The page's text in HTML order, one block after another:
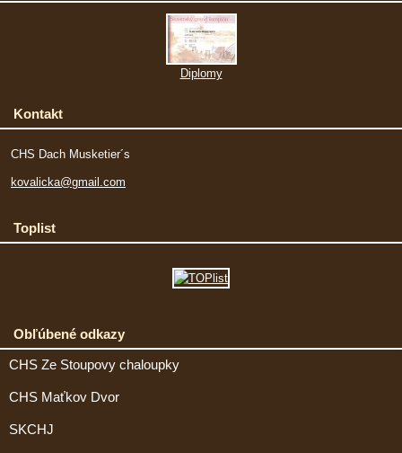
Diplomy
Kontakt
CHS Dach Musketier´s
kovalicka@gmail.com
Toplist
Obľúbené odkazy
CHS Ze Stoupovy chaloupky
CHS Maťkov Dvor
SKCHJ